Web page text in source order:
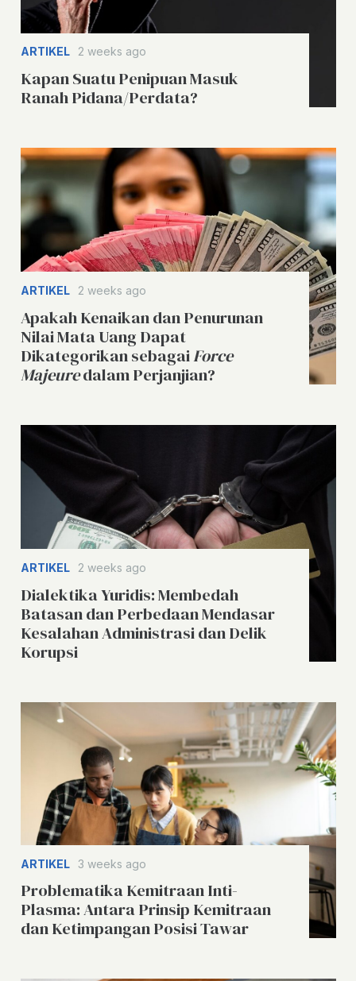
ARTIKEL 2 weeks ago
Kapan Suatu Penipuan Masuk
Ranah Pidana/Perdata?
ARTIKEL 2 weeks ago
Apakah Kenaikan dan Penurunan
Nilai Mata Uang Dapat
Dikategorikan sebagaiForce
Majeuredalam Perjanjian?
ARTIKEL 2 weeks ago
Dialektika Yuridis: Membedah
Batasan dan Perbedaan Mendasar
Kesalahan Administrasi dan Delik
Korupsi
ARTIKEL 3 weeks ago
Problematika Kemitraan Inti-
Plasma: Antara Prinsip Kemitraan
dan Ketimpangan Posisi Tawar